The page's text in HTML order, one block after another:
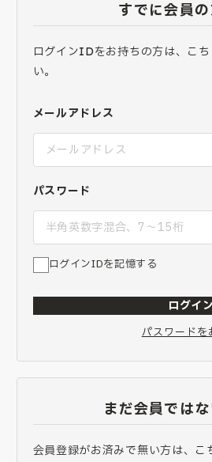
すでに会員
ログインIDをお持ちの方は、こ
い。
メールアドレス
パスワード
ログインIDを記憶する
ログイ
パスワードを
まだ会員では
会員登録がお済みで無い方は、